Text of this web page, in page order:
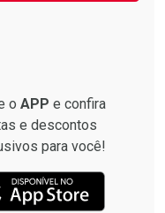
o APP e confira
e descontos
para você!